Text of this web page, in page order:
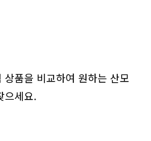
품을 비교하여 원하는 산모
으세요.